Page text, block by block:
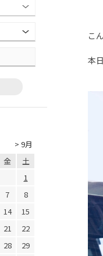
こ
本
> 9月
金
土
1
7
8
14
15
21
22
28
29